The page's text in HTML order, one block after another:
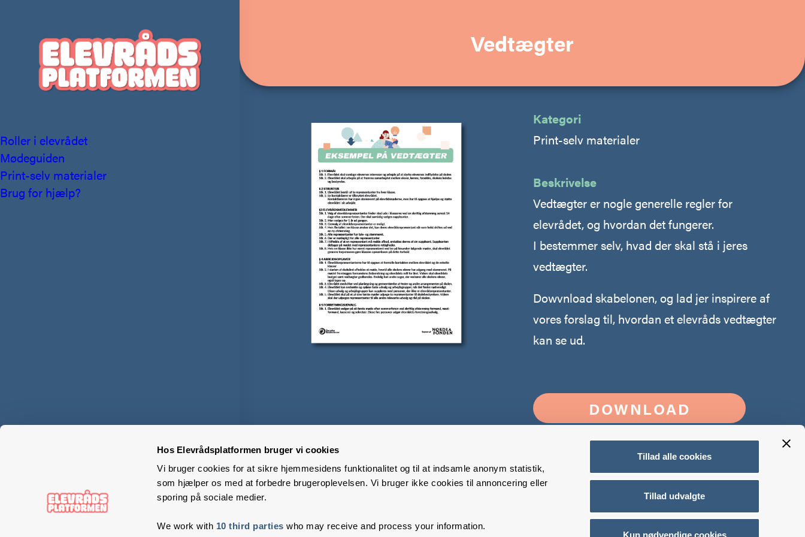
Hos Elevrådsplatformen bruger vi cookies
Vi bruger cookies for at sikre hjemmesidens funktionalitet og til at indsamle anonym statistik,
som hjælper os med at forbedre brugeroplevelsen. Vi bruger ikke cookies til annoncering eller
sporing på sociale medier.
We work with 10 third parties who may receive and process your information.
Tillad alle cookies
Tillad udvalgte
Kun nødvendige cookies
Roller i elevrådet
Mødeguiden
Print-selv materialer
Brug for hjælp?
Vedtægter
Kategori
Print-selv materialer
Beskrivelse
Vedtægter er nogle generelle regler for
elevrådet, og hvordan det fungerer.
I bestemmer selv, hvad der skal stå i jeres
vedtægter.
Dowvnload skabelonen, og lad jer inspirere af
vores forslag til, hvordan et elevråds vedtægter
kan se ud.
DOWNLOAD